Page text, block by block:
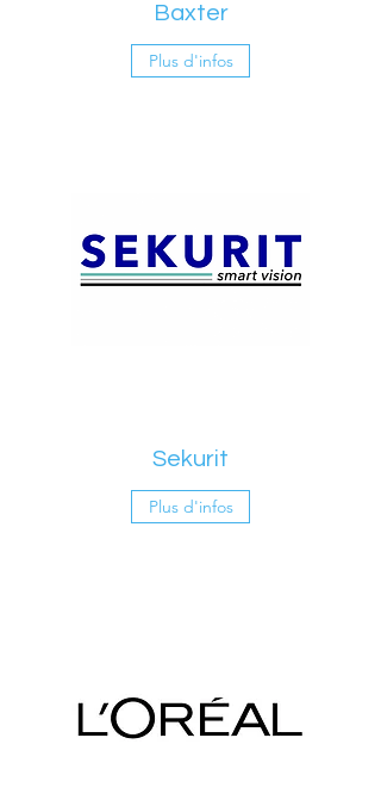
Baxter
Plus d'infos
Sekurit
Plus d'infos